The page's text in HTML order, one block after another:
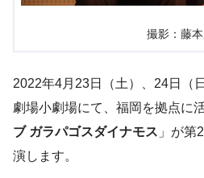
撮影：藤
2022年4月23日（土）、24日（
劇場小劇場にて、福岡を拠点に
ブ ガラパゴスダイナモス 」が第
演します。